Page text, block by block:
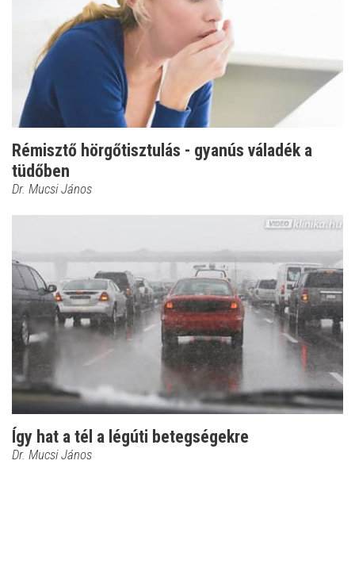
Rémisztő hörgőtisztulás - gyanús váladék a
tüdőben
Dr. Mucsi János
Így hat a tél a légúti betegségekre
Dr. Mucsi János